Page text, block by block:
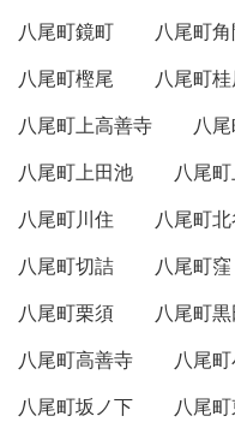
八尾町鏡町
八尾町
八尾町樫尾
八尾町
八尾町上高善寺
八
八尾町上田池
八尾
八尾町川住
八尾町
八尾町切詰
八尾町窪
八尾町栗須
八尾町黒
八尾町高善寺
八尾
八尾町坂ノ下
八尾